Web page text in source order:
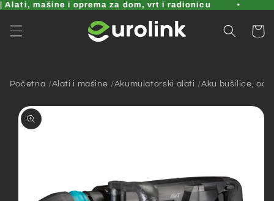
Pređi
sadržaj
mašine i oprema za dom, vrt i radionicu
Korpa
Početna Alati i mašine Akumulatorski alati Aku bušilice,
informacije